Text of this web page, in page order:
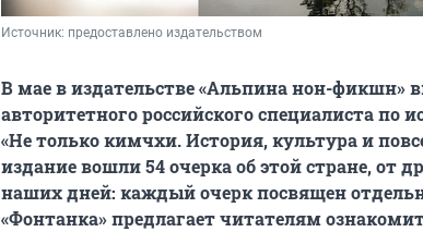
Источник: предоставлено издательством
В мае в издательстве «Альпина нон-фикшн»
авторитетного российского специалиста по
«Не только кимчхи. История, культура и
издание вошли 54 очерка об этой стране, от
наших дней: каждый очерк посвящен
«Фонтанка» предлагает читателям